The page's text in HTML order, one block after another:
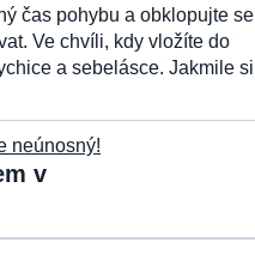
čas pohybu a obklopujte se
Ve chvíli, kdy vložíte do
a sebelásce. Jakmile si
v